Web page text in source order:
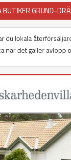
BUTIKER GRUND-
du lokala
när det gäller avlopp